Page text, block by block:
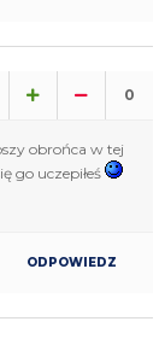
0
obrońca w tej
go uczepiłeś
ODPOWIEDZ